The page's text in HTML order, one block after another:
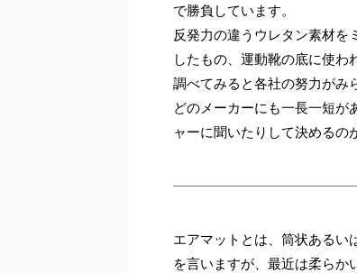
で勝負しています。
反発力の違うウレタン素材を
したもの、運動靴の底に使わ
調べてみると各社の努力がみ
どのメーカーにも一長一短が
ャーに聞いたりして決めるの
エアマットとは、筒状あるい
を言いますが、最近は柔らか